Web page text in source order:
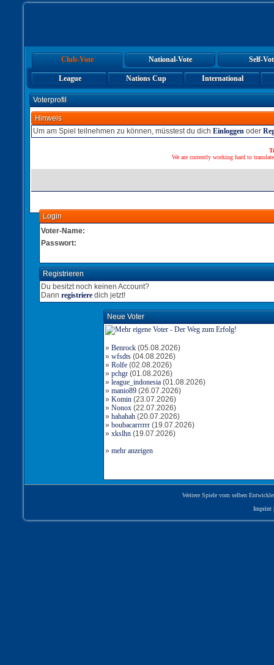
Club-Vote National-Vote Self-
League Nations Cup International
Voterprofil
Hinweis
Um am Spiel teilnehmen zu können, müsstest du dich Einloggen oder
We are currently working hard to
Login
Voter-Name:
Passwort:
Registrieren
Du besitzt noch keinen Account?
Dann registriere dich jetzt!
Neue Voter
» Benrock(05.08.2026)
» wfsdts(04.08.2026)
» Rolfe(02.08.2026)
» pchgr(01.08.2026)
» league_indonesia(01.08.2026)
» manio89(26.07.2026)
» Komin(23.07.2026)
» Nonox(22.07.2026)
» hahahah(20.07.2026)
» boubacarrrrrr(19.07.2026)
» xkslhn(19.07.2026)
» mehr anzeigen
Weitere Spiele vom selben
Imprint